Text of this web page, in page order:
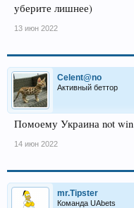
уберите лишнее)
13 июн 2022
Celent@no
Активный беттор
Помоему Украина not win
14 июн 2022
mr.Tipster
Команда UAbets